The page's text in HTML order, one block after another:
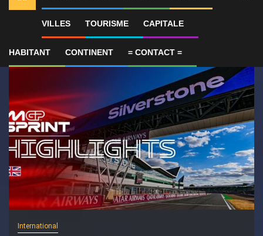
VILLES TOURISME CAPITALE
HABITANT CONTINENT = CONTACT =
ALERTES INFO 1 GP de Grande-Bretagne –
International